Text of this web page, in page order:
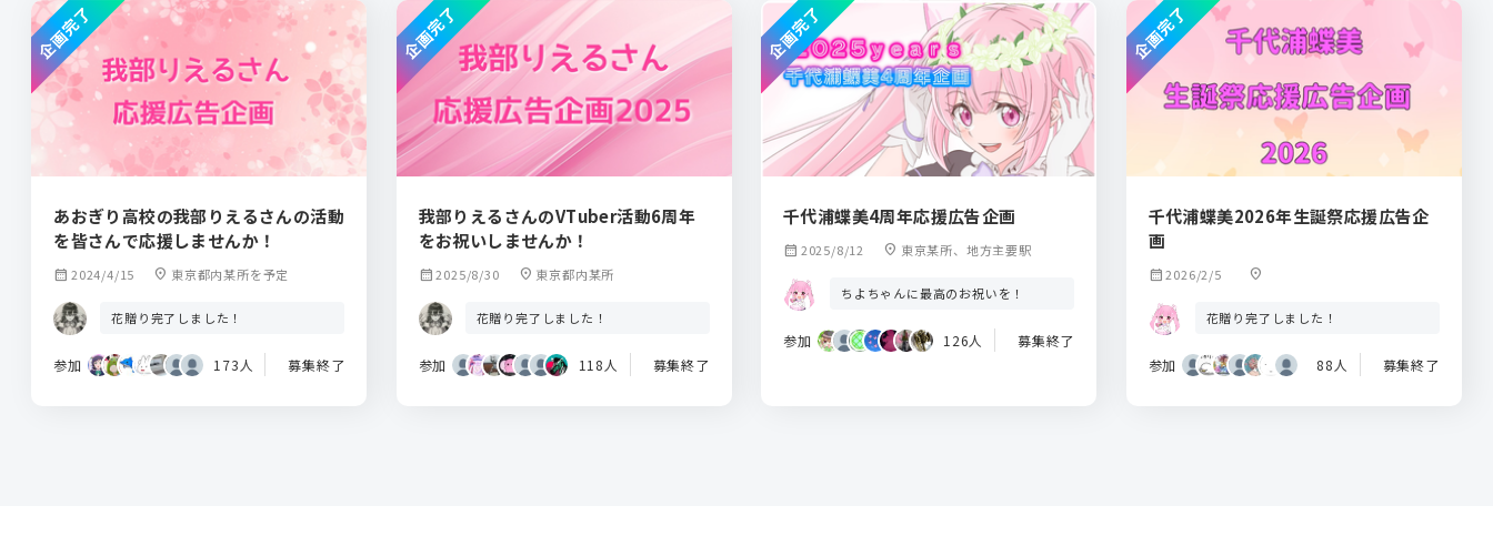
あおぎり高校の我部りえるさんの活動
を皆さんで応援しませんか！
calendar_month 2024/4/15 location_on 東京都内某所を予定
花贈り完了しました！
参加 173人 募集終了
企画完了
我部りえるさんのVTuber活動6周年
をお祝いしませんか！
calendar_month2025/8/30 location_on 東京都内某所
花贈り完了しました！
参加 118人 募集終了
企画完了
千代浦蝶美4周年応援広告企画
calendar_month 2025/8/12 location_on 東京某所、地方主要駅
ちよちゃんに最高のお祝いを！
参加 126人 募集終了
企画完了
千代浦蝶美2026年生誕祭応援広告企
画
calendar_month2026/2/5 location_on
花贈り完了しました！
参加 88人 募集終了
企画完了